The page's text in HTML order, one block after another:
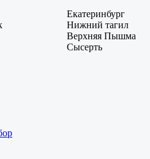
Екатеринбург
Нижний тагил
Верхняя Пышма
Сысерть